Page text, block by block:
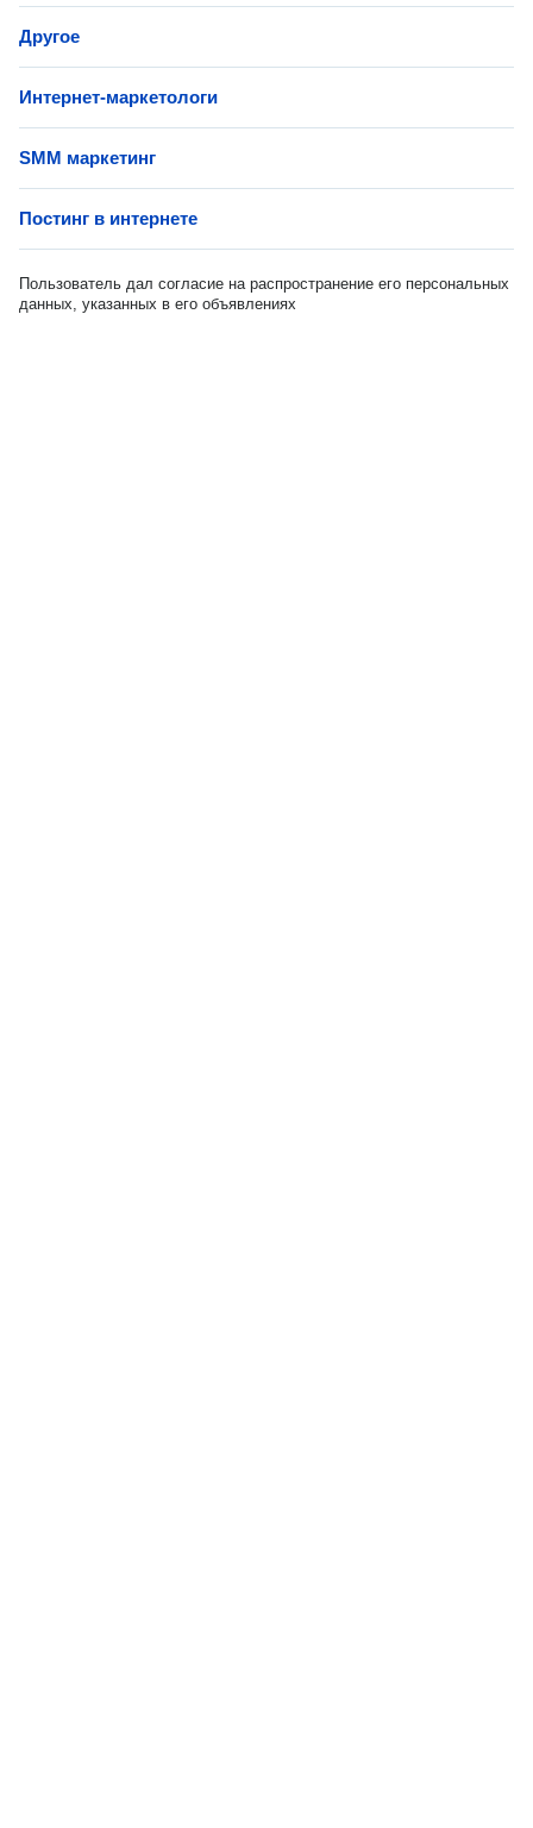
Другое
Интернет-маркетологи
SMM маркетинг
Постинг в интернете
Пользователь дал согласие на распространение его персональных
данных, указанных в его объявлениях